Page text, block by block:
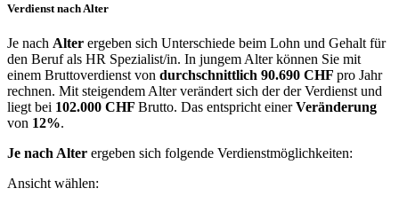
Verdienst nach Alter
Je nach Alter ergeben sich Unterschiede beim Lohn und Gehalt für
den Beruf als HR Spezialist/in. In jungem Alter können Sie mit
einem Bruttoverdienst von durchschnittlich 90.690 CHF pro Jahr
rechnen. Mit steigendem Alter verändert sich der der Verdienst und
liegt bei 102.000 CHF Brutto. Das entspricht einerVeränderung
von 12%.
Je nach Alter ergeben sich folgende Verdienstmöglichkeiten:
Ansicht wählen: